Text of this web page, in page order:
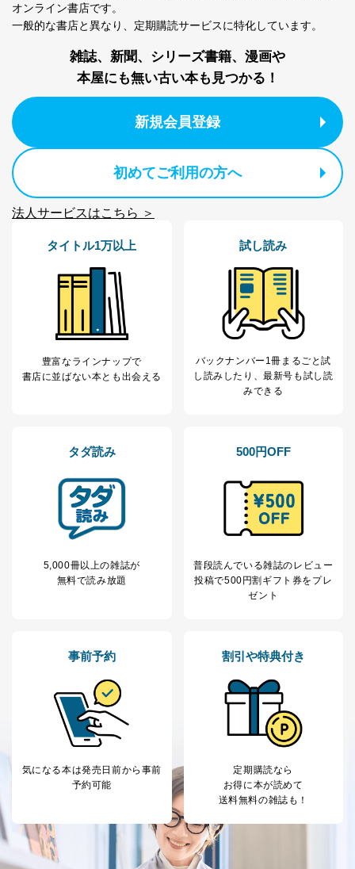
オンライン書店です。
一般的な書店と異なり、 定期購読サービスに特化しています。
雑誌、新聞、シリーズ書籍、漫画や
本屋にも無い古い本も見つかる！
新規会員登録
初めてご利用の方へ
法人サービスはこちら ＞
タイトル1万以上
豊富なラインナップで
書店に並ばない本とも出会える
試し読み
バックナンバー1冊まるごと試
し読み したり、最新号も試し読
みできる
タダ読み
5,000冊以上の雑誌が
無料で読み放題
500円OFF
普段読んでいる雑誌のレビュー
投稿で500円割ギフト券をプレ
ゼント
事前予約
気になる本は発売日前から事前
予約可能
割引や特典付き
定期購読なら
お得に本が読めて
送料無料の雑誌も！